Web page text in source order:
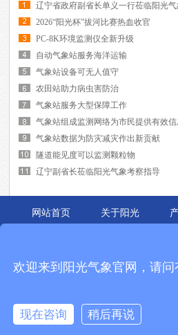
辽宁省政府副省长单义一行莅临阳光
2026“阳光杯”拔河比赛热血收官
PC-8K环境监测仪全新升级
自动气象站服务海洋运输
气象站设备可无人值守
农田站助力病虫害防治
气象站服务大型保障工作
气象站组成监测网络为市民提供有效
气象站数据为防灾减灾作出新贡献
隧道能见度可以监测颗粒物
辽宁副省长莅临阳光气象考察指导
网站首页 关于阳光
环境仪器与新能源检测设备解决方案提供商.
地址：辽宁省锦州市松山新区东海大街15号 备
欢迎来到阳光气象官网，请问
现在咨询 稍后再说